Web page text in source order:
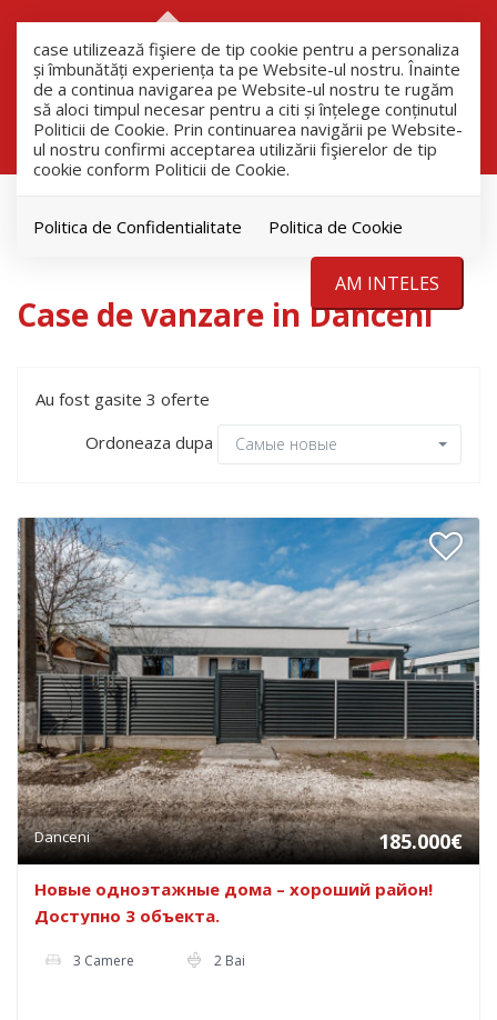
case utilizează fişiere de tip cookie pentru a personaliza
și îmbunătăți experiența ta pe Website-ul nostru. Înainte
de a continua navigarea pe Website-ul nostru te rugăm
să aloci timpul necesar pentru a citi și înțelege conținutul
Politicii de Cookie. Prin continuarea navigării pe Website-
ul nostru confirmi acceptarea utilizării fişierelor de tip
cookie conform Politicii de Cookie.
Politica de Confidentialitate Politica de Cookie
AM INTELES
Filtreaza
Дома
Case de vanzare in Danceni
Au fost gasite 3 oferte
Ordoneaza dupa
Самые новые
Danceni 185.000€
Новые одноэтажные дома – хороший район!
Доступно 3 объекта.
3 Camere 2 Bai